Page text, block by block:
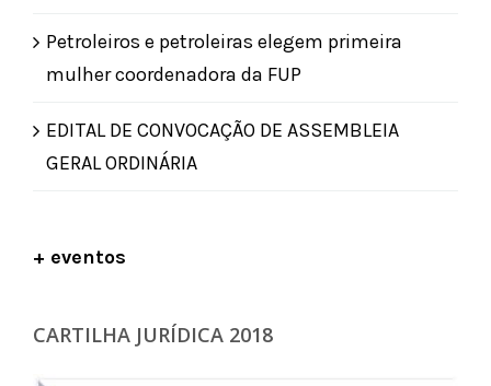
Petroleiros e petroleiras elegem primeira
mulher coordenadora da FUP
EDITAL DE CONVOCAÇÃO DE ASSEMBLEIA
GERAL ORDINÁRIA
+ eventos
CARTILHA JURÍDICA 2018